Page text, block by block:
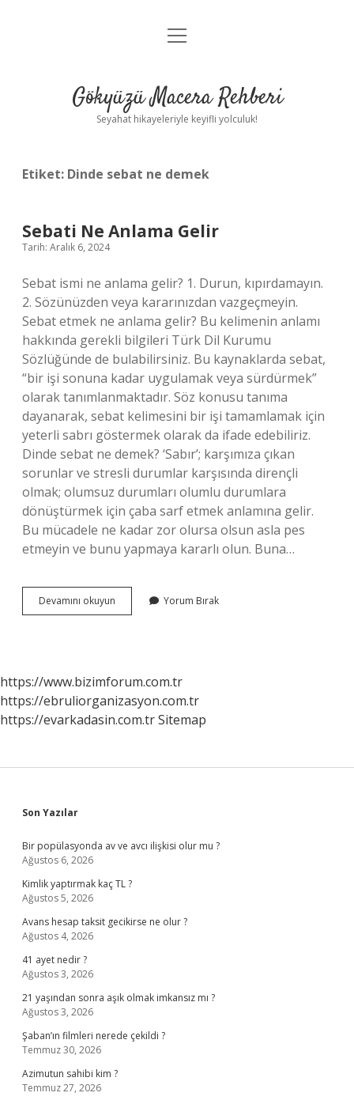
Anasayfa
Yasal Uyarı
menüyü
Gökyüzü Macera Rehberi
Seyahat hikayeleriyle keyifli yolculuk!
Etiket: Dinde sebat ne demek
Sebati Ne Anlama Gelir
Tarih: Aralık 6, 2024
Sebat ismi ne anlama gelir? 1. Durun, kıpırdamayın.
2. Sözünüzden veya kararınızdan vazgeçmeyin.
Sebat etmek ne anlama gelir? Bu kelimenin anlamı
hakkında gerekli bilgileri Türk Dil Kurumu
Sözlüğünde de bulabilirsiniz. Bu kaynaklarda sebat,
“bir işi sonuna kadar uygulamak veya sürdürmek”
olarak tanımlanmaktadır. Söz konusu tanıma
dayanarak, sebat kelimesini bir işi tamamlamak için
yeterli sabrı göstermek olarak da ifade edebiliriz.
Dinde sebat ne demek? ‘Sabır’; karşımıza çıkan
sorunlar ve stresli durumlar karşısında dirençli
olmak; olumsuz durumları olumlu durumlara
dönüştürmek için çaba sarf etmek anlamına gelir.
Bu mücadele ne kadar zor olursa olsun asla pes
etmeyin ve bunu yapmaya kararlı olun. Buna…
Devamını okuyun
Ne
Yorum Bırak
https://www.bizimforum.com.tr
https://ebruliorganizasyon.com.tr
https://evarkadasin.com.trSitemap
Sidebar
Son Yazılar
Bir popülasyonda av ve avcı ilişkisi olur mu ?
Ağustos 6, 2026
Kimlik yaptırmak kaç TL ?
Ağustos 5, 2026
Avans hesap taksit gecikirse ne olur ?
Ağustos 4, 2026
41 ayet nedir ?
Ağustos 3, 2026
21 yaşından sonra aşık olmak imkansız mı ?
Ağustos 3, 2026
Şaban’ın filmleri nerede çekildi ?
Temmuz 30, 2026
Azimutun sahibi kim ?
Temmuz 27, 2026